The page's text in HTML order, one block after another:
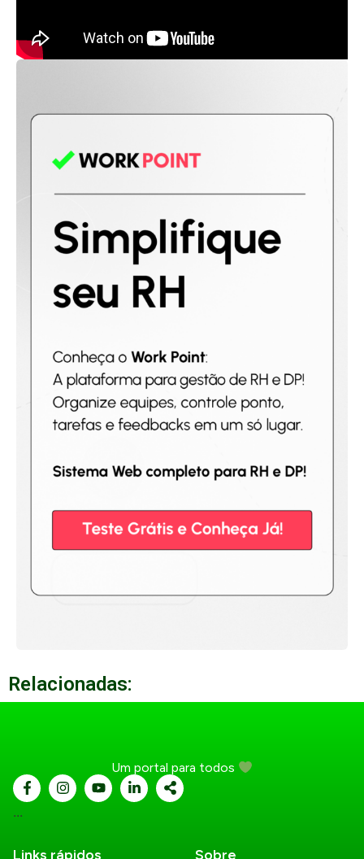
Relacionadas:
Um portal para todos
...
Links rápidos Sobre